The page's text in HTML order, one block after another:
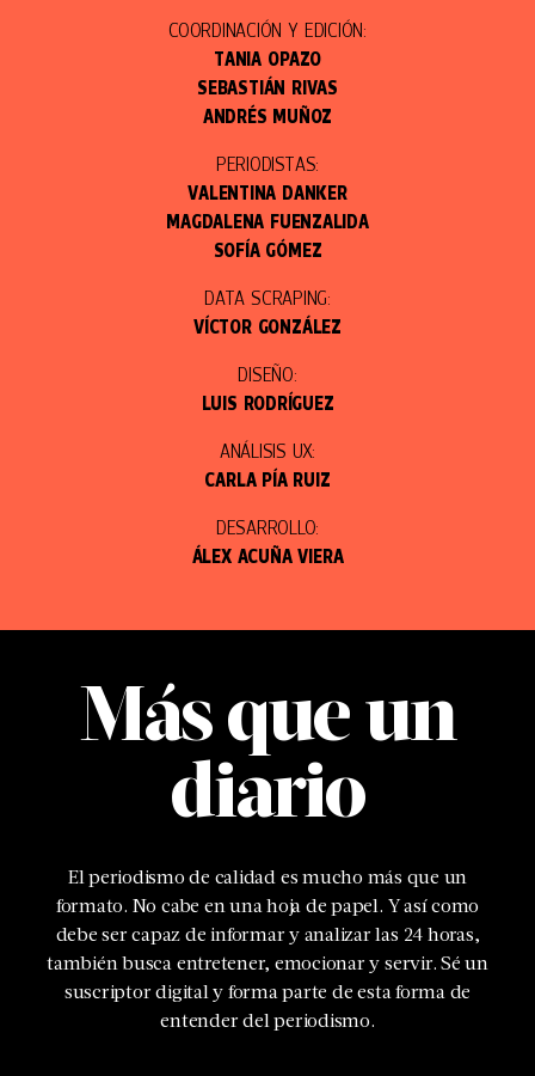
COORDINACIÓN Y EDICIÓN:
TANIA OPAZO
SEBASTIÁN RIVAS
ANDRÉS MUÑOZ
PERIODISTAS:
VALENTINA DANKER
MAGDALENA FUENZALIDA
SOFÍA GÓMEZ
DATA SCRAPING:
VÍCTOR GONZÁLEZ
DISEÑO:
LUIS RODRÍGUEZ
ANÁLISIS UX:
CARLA PÍA RUIZ
DESARROLLO:
ÁLEX ACUÑA VIERA
Más que un
diario
El periodismo de calidad es mucho más que un
formato. No cabe en una hoja de papel. Y así como
debe ser capaz de informar y analizar las 24 horas,
también busca entretener, emocionar y servir. Sé un
suscriptor digital y forma parte de esta forma de
entender del periodismo.